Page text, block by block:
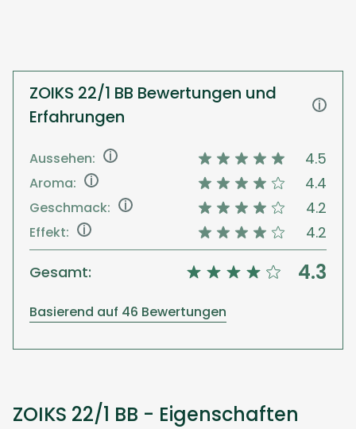
ZOIKS 22/1 BB Bewertungen und
Erfahrungen
i
Aussehen: i 4.5
Aroma: i 4.4
Geschmack: i 4.2
Effekt: i
4.2
Gesamt:
4.3
Basierend auf 46 Bewertungen
ZOIKS 22/1 BB - Eigenschaften